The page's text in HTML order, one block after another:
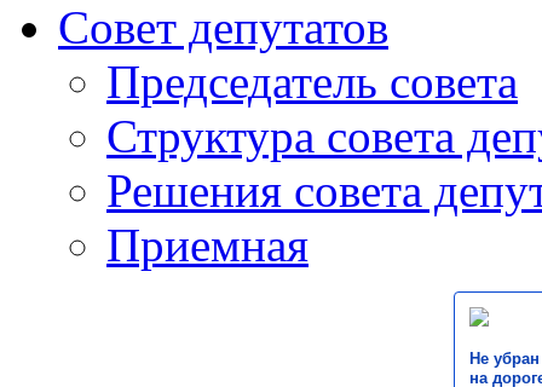
Совет депутатов
Председатель совета
Структура совета
Решения совета
Приемная
Не
на